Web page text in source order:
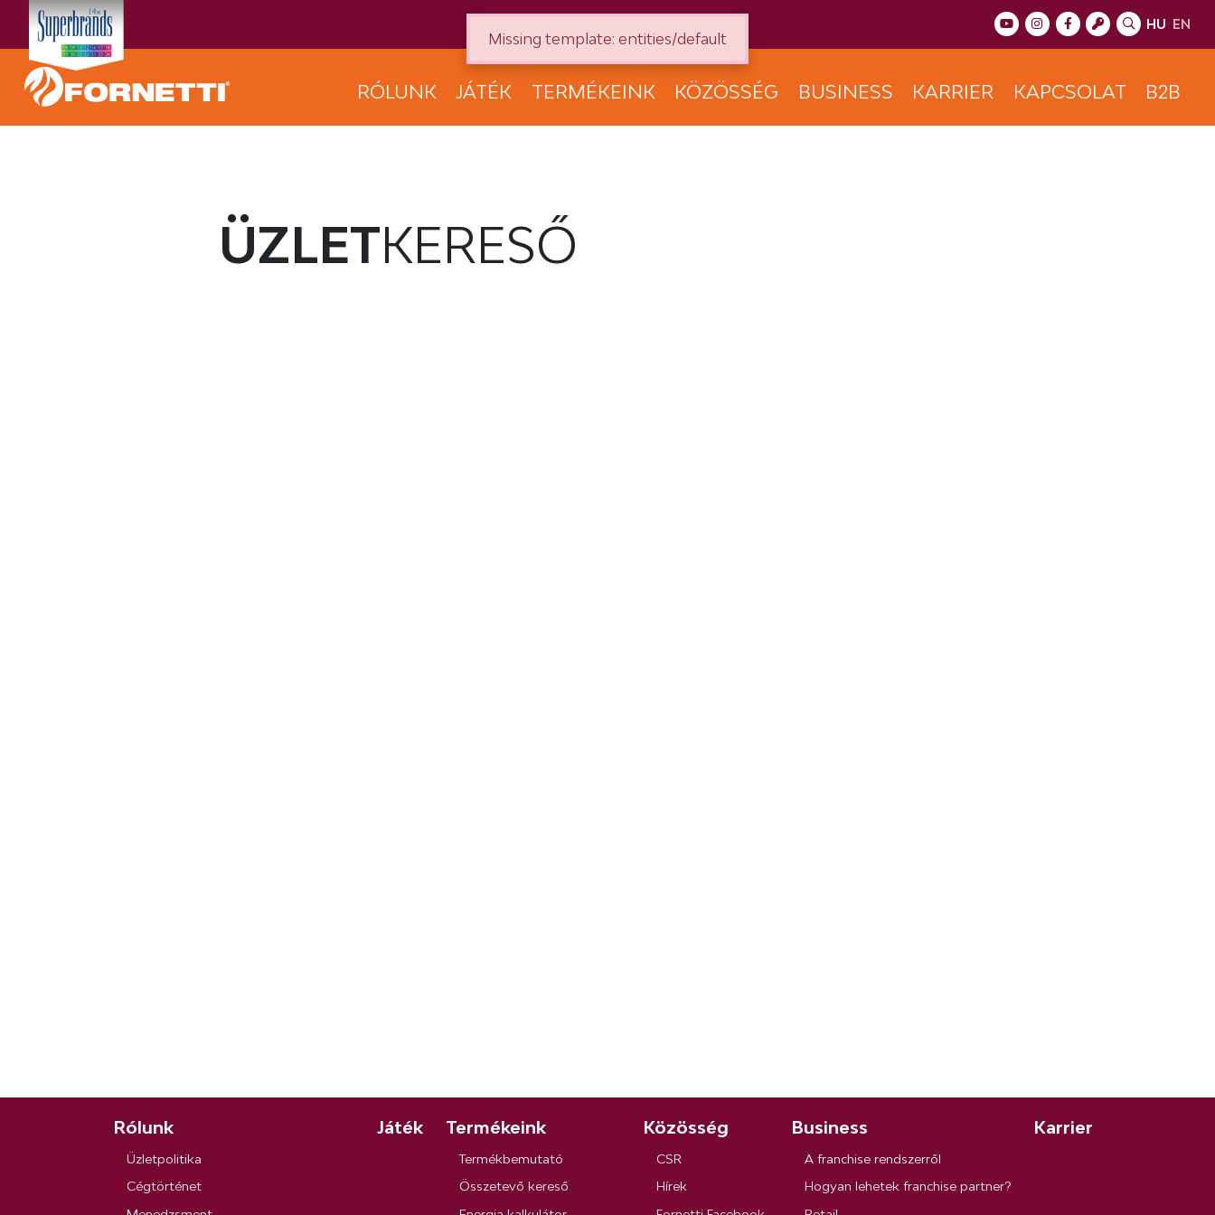
HU EN
RÓLUNK JÁTÉK TERMÉKEINK KÖZÖSSÉG BUSINESS KARRIER KAPCSOLAT B2B
ÜZLETKERESŐ
Rólunk
Üzletpolitika
Cégtörténet
Játék Termékeink
Termékbemutató
Összetevő kereső
Közösség
CSR
Hírek
Business
A franchise rendszerről
Hogyan lehetek franchise partner?
Karrier
Missing template: entities/default